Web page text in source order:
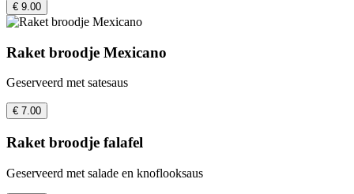
€ 9.00
Raket broodje Mexicano
Geserveerd met satesaus
€ 7.00
Raket broodje falafel
Geserveerd met salade en knoflooksaus